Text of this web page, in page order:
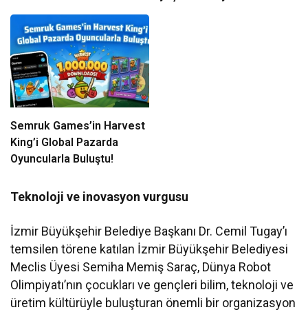
Semruk Games’in Harvest
King’i Global Pazarda
Oyuncularla Buluştu!
Teknoloji ve inovasyon vurgusu
İzmir Büyükşehir Belediye Başkanı Dr. Cemil Tugay’ı
temsilen törene katılan İzmir Büyükşehir Belediyesi
Meclis Üyesi Semiha Memiş Saraç, Dünya Robot
Olimpiyatı’nın çocukları ve gençleri bilim, teknoloji ve
üretim kültürüyle buluşturan önemli bir organizasyon